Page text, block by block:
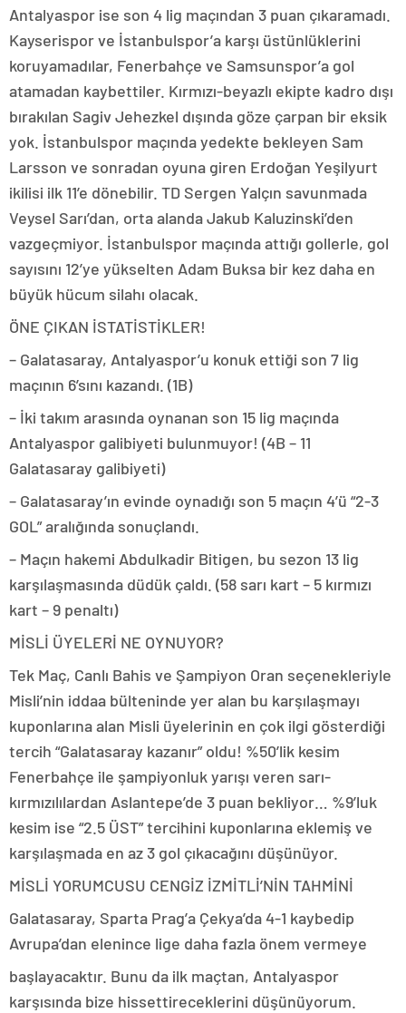
Antalyaspor ise son 4 lig maçından 3 puan çıkaramadı.
Kayserispor ve İstanbulspor’a karşı üstünlüklerini
koruyamadılar, Fenerbahçe ve Samsunspor’a gol
atamadan kaybettiler. Kırmızı-beyazlı ekipte kadro dışı
bırakılan Sagiv Jehezkel dışında göze çarpan bir eksik
yok. İstanbulspor maçında yedekte bekleyen Sam
Larsson ve sonradan oyuna giren Erdoğan Yeşilyurt
ikilisi ilk 11’e dönebilir. TD Sergen Yalçın savunmada
Veysel Sarı’dan, orta alanda Jakub Kaluzinski’den
vazgeçmiyor. İstanbulspor maçında attığı gollerle, gol
sayısını 12’ye yükselten Adam Buksa bir kez daha en
büyük hücum silahı olacak.
ÖNE ÇIKAN İSTATİSTİKLER!
– Galatasaray, Antalyaspor’u konuk ettiği son 7 lig
maçının 6’sını kazandı. (1B)
– İki takım arasında oynanan son 15 lig maçında
Antalyaspor galibiyeti bulunmuyor! (4B – 11
Galatasaray galibiyeti)
– Galatasaray’ın evinde oynadığı son 5 maçın 4’ü “2-3
GOL” aralığında sonuçlandı.
– Maçın hakemi Abdulkadir Bitigen, bu sezon 13 lig
karşılaşmasında düdük çaldı. (58 sarı kart – 5 kırmızı
kart – 9 penaltı)
MİSLİ ÜYELERİ NE OYNUYOR?
Tek Maç, Canlı Bahis ve Şampiyon Oran seçenekleriyle
Misli’nin iddaa bülteninde yer alan bu karşılaşmayı
kuponlarına alan Misli üyelerinin en çok ilgi gösterdiği
tercih “Galatasaray kazanır” oldu! %50’lik kesim
Fenerbahçe ile şampiyonluk yarışı veren sarı-
kırmızılılardan Aslantepe’de 3 puan bekliyor… %9’luk
kesim ise “2.5 ÜST” tercihini kuponlarına eklemiş ve
karşılaşmada en az 3 gol çıkacağını düşünüyor.
MİSLİ YORUMCUSU CENGİZ İZMİTLİ’NİN TAHMİNİ
Galatasaray, Sparta Prag’a Çekya’da 4-1 kaybedip
Avrupa’dan elenince lige daha fazla önem vermeye
başlayacaktır. Bunu da ilk maçtan, Antalyaspor
karşısında bize hissettireceklerini düşünüyorum.